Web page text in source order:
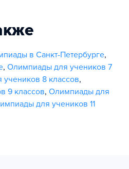
в Санкт-Петербурге,
, Олимпиады для учеников 7
8 классов,
9 классов, Олимпиады для
для учеников 11